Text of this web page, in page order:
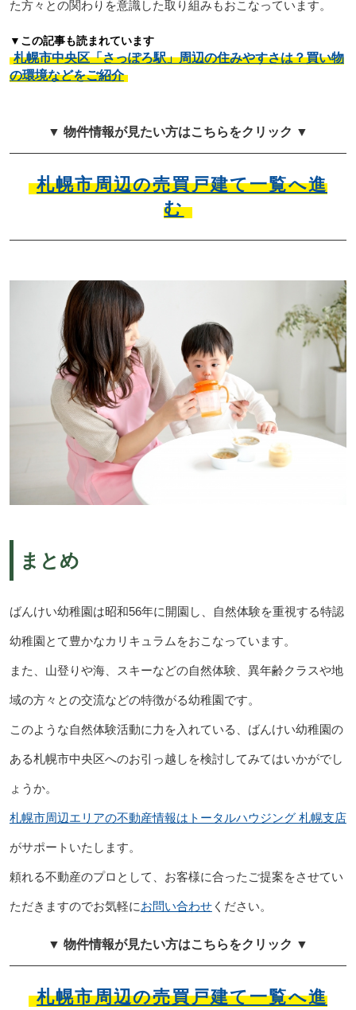
た方々との関わりを意識した取り組みもおこなっています。
▼この記事も読まれています
札幌市中央区「さっぽろ駅」周辺の住みやすさは？買い物
の環境などをご紹介
▼ 物件情報が見たい方はこちらをクリック ▼
札幌市周辺の売買戸建て一覧へ進
む
まとめ
ばんけい幼稚園は昭和56年に開園し、自然体験を重視する特認
幼稚園とて豊かなカリキュラムをおこなっています。
また、山登りや海、スキーなどの自然体験、異年齢クラスや地
域の方々との交流などの特徴がる幼稚園です。
このような自然体験活動に力を入れている、ばんけい幼稚園の
ある札幌市中央区へのお引っ越しを検討してみてはいかがでし
ょうか。
札幌市周辺エリアの不動産情報はトータルハウジング 札幌支店
がサポートいたします。
頼れる不動産のプロとして、お客様に合ったご提案をさせてい
ただきますのでお気軽にお問い合わせください。
▼ 物件情報が見たい方はこちらをクリック ▼
札幌市周辺の売買戸建て一覧へ進